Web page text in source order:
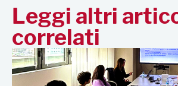
Leggi altri
correlati